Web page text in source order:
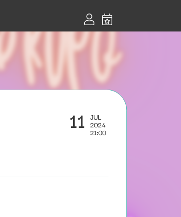
11 JUL
2024
21:00